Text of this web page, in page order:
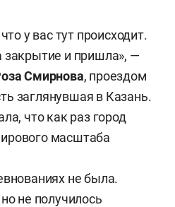
у вас тут происходит.
закрытие и пришла», —
Смирнова, проездом
заглянувшая в Казань.
что как раз город
масштаба
не была.
не получилось